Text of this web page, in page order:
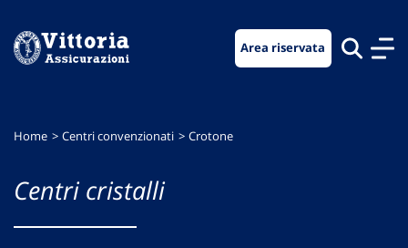
menu
contenuto
footer
Area riservata
Home Centri convenzionati Crotone
Centri cristalli